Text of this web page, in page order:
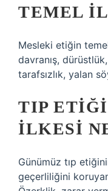
TEMEL
Mesleki etiğin
davranış,
tarafsızlık, yalan
TIP
ILKESI
Günümüz tıp
geçerliliğini